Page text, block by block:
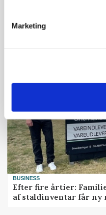
Marketing
BUSINESS
Efter fire årtier:
af staldinventar får ny